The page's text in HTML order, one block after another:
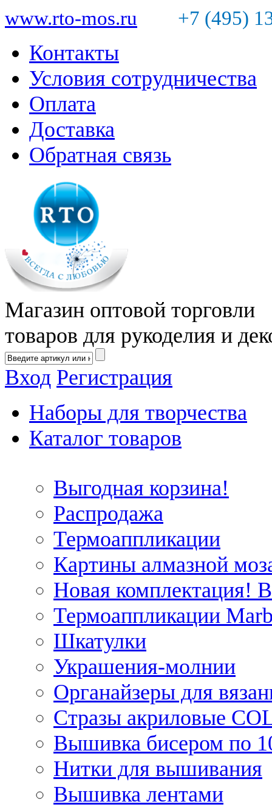
www.rto-mos.ru +7 (495)
Контакты
Условия сотрудничества
Оплата
Доставка
Обратная связь
Магазин оптовой торговли
товаров для рукоделия и
Вход Регистрация
Наборы для творчества
Каталог товаров
Выгодная корзина!
Распродажа
Термоаппликации
Картины алмазной
Новая комплектация!
Термоаппликации
Шкатулки
Украшения-молнии
Органайзеры для
Стразы акриловые
Вышивка бисером по
Нитки для вышивания
Вышивка лентами